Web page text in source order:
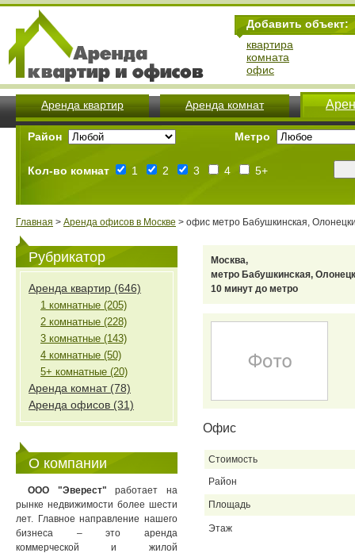
Добавить объект:
квартира
комната
офис
Аренда квартир Аренда комнат
Район Метро
Кол-во комнат 1 2 3 4 5+
Главная > Аренда офисов в Москве > офис метро Бабушкинская,
Рубрикатор
Аренда квартир (646)
1 комнатные (205)
2 комнатные (228)
3 комнатные (143)
4 комнатные (50)
5+ комнатные (20)
Аренда комнат (78)
Аренда офисов (31)
О компании
ООО "Эверест" работает на
рынке недвижимости более шести
лет. Главное направление нашего
бизнеса – это аренда
коммерческой и жилой
Москва,
метро Бабушкинская,
10 минут до метро
Офис
Стоимость
Район
Площадь
Этаж